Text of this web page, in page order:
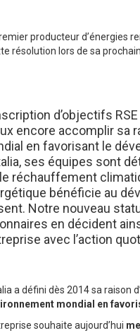
producteur d’énergies
résolution lors de sa
d’objectifs
encore accomplir sa
en favorisant le
ses équipes sont
réchauffement
bénéficie au
Notre nouveau
en décident
avec l’action
a défini dès 2014 sa raison
mondial en
souhaite aujourd’hui